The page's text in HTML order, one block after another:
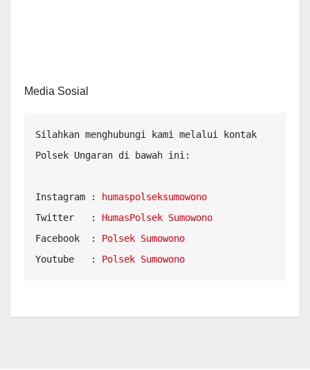
Media Sosial
Silahkan menghubungi kami melalui kontak
Polsek Ungaran di bawah ini:
Instagram :
Twitter   : HumasPolsek Sumowono
Facebook  : Polsek Sumowono
Youtube   : Polsek Sumowono